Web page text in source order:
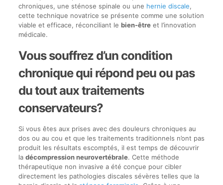
chroniques, une sténose spinale ou une hernie discale,
cette technique novatrice se présente comme une solution
viable et efficace, réconciliant le bien-êtreet l’innovation
médicale.
Vous souffrez d’un condition
chronique qui répond peu ou pas
du tout aux traitements
conservateurs?
Si vous êtes aux prises avec des douleurs chroniques au
dos ou au cou et que les traitements traditionnels n’ont pas
produit les résultats escomptés, il est temps de découvrir
la décompression neurovertébrale. Cette méthode
thérapeutique non invasive a été conçue pour cibler
directement les pathologies discales sévères telles que la